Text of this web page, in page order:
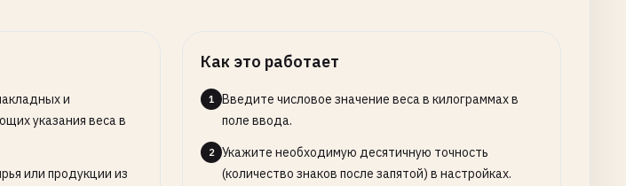
и
указания веса в
или продукции из
Как это работает
1
Введите числовое значение веса в килограммах в
поле ввода.
2
Укажите необходимую десятичную точность
(количество знаков после запятой) в настройках.